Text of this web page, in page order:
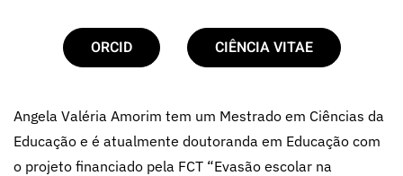
ORCID CIÊNCIA VITAE
Angela Valéria Amorim tem um Mestrado em Ciências da
Educação e é atualmente doutoranda em Educação com
o projeto financiado pela FCT “Evasão escolar na